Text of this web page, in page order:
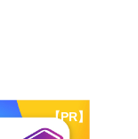
【PR】